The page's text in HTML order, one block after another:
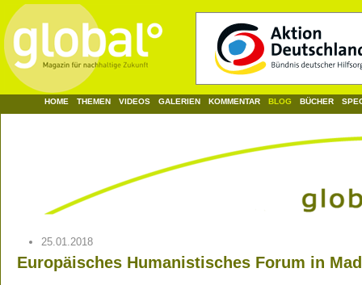
HOME THEMEN VIDEOS GALERIEN KOMMENTAR BLOG BÜCHER
25.01.2018
Europäisches Humanistisches Forum in